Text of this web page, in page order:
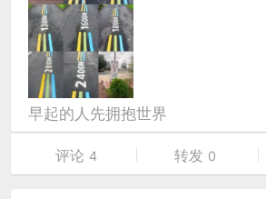
早起的人先拥抱世界
评论 4 转发 0